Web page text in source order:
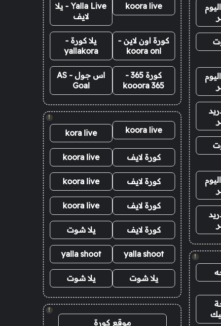
!
koora live
Yalla Live - يلا
لايف
كورة اون لاين -
koora onl
يلا كورة -
yallakora
كورة 365 -
kooora 365
اس جول - AS
Goal
!
koora live
kora live
كورة لايف koora live
كورة لايف koora live
كورة لايف koora live
كورة لايف يلا شوت
yalla shoot
yalla shoot
يلا شوت يلا شوت
!
موقع كورة